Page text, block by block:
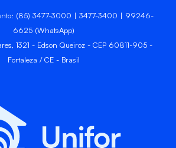
(85) 3477-3000 | 3477-3400 | 99246-
6625 (WhatsApp)
1321 - Edson Queiroz - CEP 60811-905 -
Fortaleza / CE - Brasil